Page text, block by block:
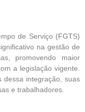
de Serviço (FGTS)
na gestão de
promovendo maior
a legislação vigente.
dessa integração, suas
e trabalhadores.